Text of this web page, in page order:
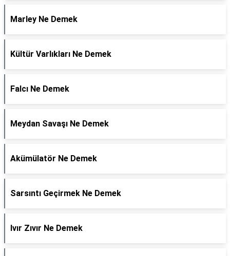
Marley Ne Demek
Kültür Varlıkları Ne Demek
Falcı Ne Demek
Meydan Savaşı Ne Demek
Akümülatör Ne Demek
Sarsıntı Geçirmek Ne Demek
Ivır Zıvır Ne Demek